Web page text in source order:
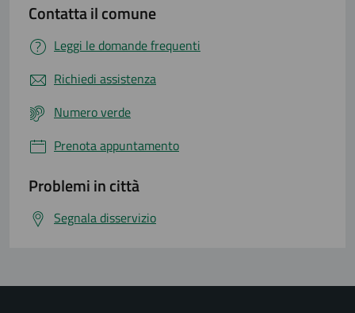
Contatta il comune
Leggi le domande frequenti
Richiedi assistenza
Numero verde
Prenota appuntamento
Problemi in città
Segnala disservizio